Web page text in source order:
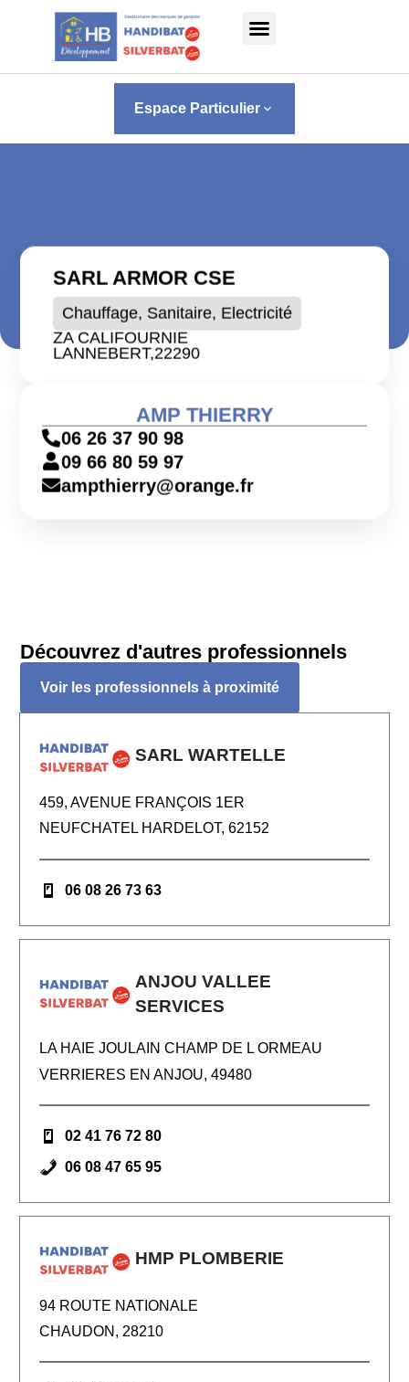
Panneau de gestion des cookies
Espace Particulier keyboard_arrow_down
SARL ARMOR CSE
Chauffage, Sanitaire, Electricité
ZA CALIFOURNIE
LANNEBERT,22290
AMP THIERRY
06 26 37 90 98
09 66 80 59 97
ampthierry@orange.fr
Découvrez d'autres professionnels
Voir les professionnels à proximité
SARL WARTELLE
459, AVENUE FRANÇOIS 1ER
NEUFCHATEL HARDELOT, 62152
06 08 26 73 63
ANJOU VALLEE
SERVICES
LA HAIE JOULAIN CHAMP DE L ORMEAU
VERRIERES EN ANJOU, 49480
02 41 76 72 80
06 08 47 65 95
HMP PLOMBERIE
94 ROUTE NATIONALE
CHAUDON, 28210